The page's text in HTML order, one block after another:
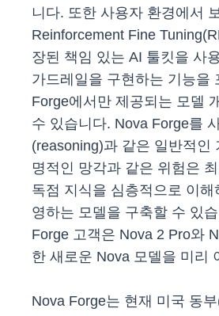
니다. 또한 사용자 환경에서
Reinforcement Fine
장된 책임 있는 AI 툴킷을 사
가드레일을 구현하는 기능을
Forge에서만 제공되는 모델
수 있습니다. Nova Forge를
(reasoning)과 같은 일반적인
명적인 망각과 같은 위험은
독점 지식을 심층적으로 이
영하는 모델을 구축할 수 있
Forge 고객은 Nova 2 Pro와
한 새로운 Nova 모델을 미리
Nova Forge는 현재 미국 동